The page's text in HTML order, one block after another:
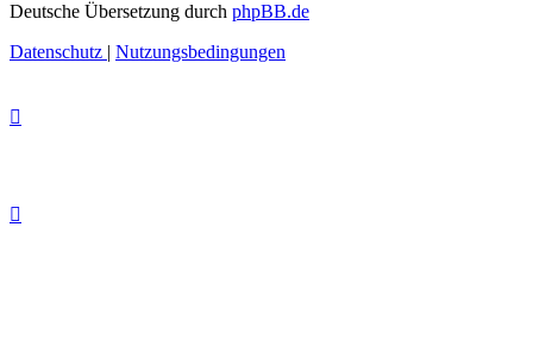
Deutsche Übersetzung durch phpBB.de
Datenschutz
Nutzungsbedingungen